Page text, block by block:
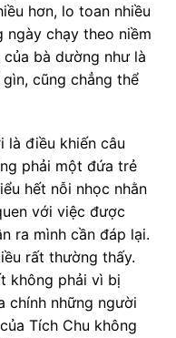
hơn, lo toan nhiều
ngày chạy theo niềm
bà dường như là
cũng chẳng thể
là điều khiến câu
phải một đứa trẻ
hết nỗi nhọc nhằn
với việc được
ra mình cần đáp lại.
rất thường thấy.
không phải vì bị
chính những người
Tích Chu không